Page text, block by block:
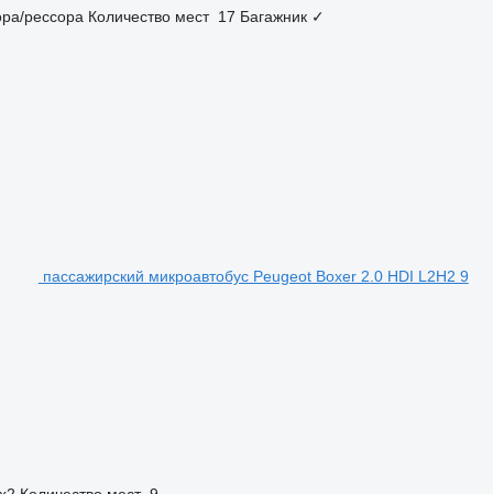
рессора Количество мест 17 Багажник ✓
пассажирский микроавтобус Peugeot Boxer 2.0 HDI L2H2 9